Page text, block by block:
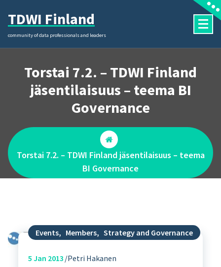
content
TDWI Finland
community of data professionals and leaders
Torstai 7.2. – TDWI Finland
jäsentilaisuus – teema BI
Governance
Torstai 7.2. – TDWI Finland jäsentilaisuus – teema
BI Governance
Events, Members, Strategy and Governance
5 Jan 2013 Petri Hakanen